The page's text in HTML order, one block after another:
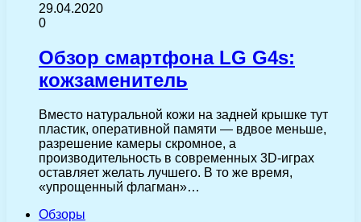
29.04.2020
0
Обзор смартфона LG G4s:
кожзаменитель
Вместо натуральной кожи на задней крышке тут
пластик, оперативной памяти — вдвое меньше,
разрешение камеры скромное, а
производительность в современных 3D-играх
оставляет желать лучшего. В то же время,
«упрощенный флагман»…
Обзоры